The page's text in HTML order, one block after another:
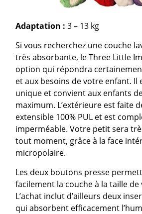
Adaptation :3 – 13 kg
Si vous recherchez une couche
très absorbante, le Three Little
option qui répondra
et aux besoins de votre enfant. Il
unique et convient aux enfants
maximum. L’extérieure est faite
extensible 100% PUL et est
imperméable. Votre petit sera
tout moment, grâce à la face
micropolaire.
Les deux boutons presse
facilement la couche à la taille de
L’achat inclut d’ailleurs deux
qui absorbent efficacement